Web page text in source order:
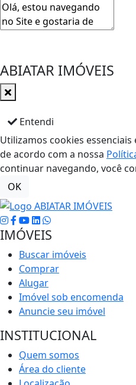
ABIATAR IMÓVEIS
Entendi
Utilizamos cookies
de acordo com a nossa
continuar navegando, você
OK
IMÓVEIS
Buscar imóveis
Comprar
Alugar
Imóvel sob encomenda
Anuncie seu imóvel
INSTITUCIONAL
Quem somos
Área do cliente